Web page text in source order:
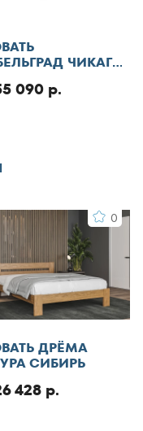
ЧИКАГО
090 р.
0
ДРЁМА
СИБИРЬ
428 р.